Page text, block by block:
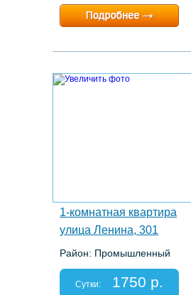
Минимальный срок:1 суток
Расчетный час:любой
1-комнатная квартира
улица Ленина, 301
Район: Промышленный
Спальных мест: 2
Отчетные документы: есть
Сутки: 1750 р.